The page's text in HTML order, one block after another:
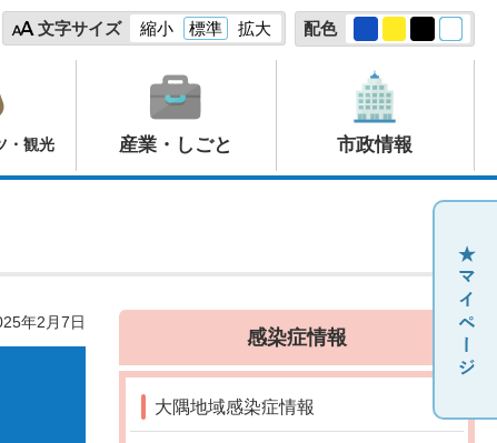
文字サイズ 縮小 標準 拡大 配色
・観光 産業・しごと 市政情報
年2月7日
感染症情報
大隅地域感染症情報